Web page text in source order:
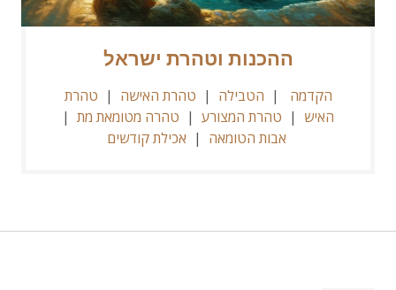
ההכנות וטהרת ישראל
הקדמה | הטבילה | טהרת האישה | טהרת
האיש | טהרת המצורע | טהרה מטומאת מת |
אבות הטומאה | אכילת קודשים